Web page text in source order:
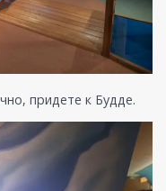
придете к Будде.